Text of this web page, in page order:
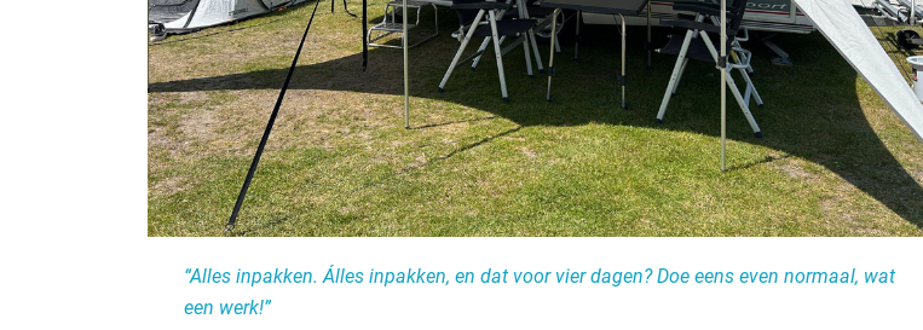
“Alles inpakken. Álles inpakken, en dat voor vier dagen? Doe eens even normaal, wat
een werk!”